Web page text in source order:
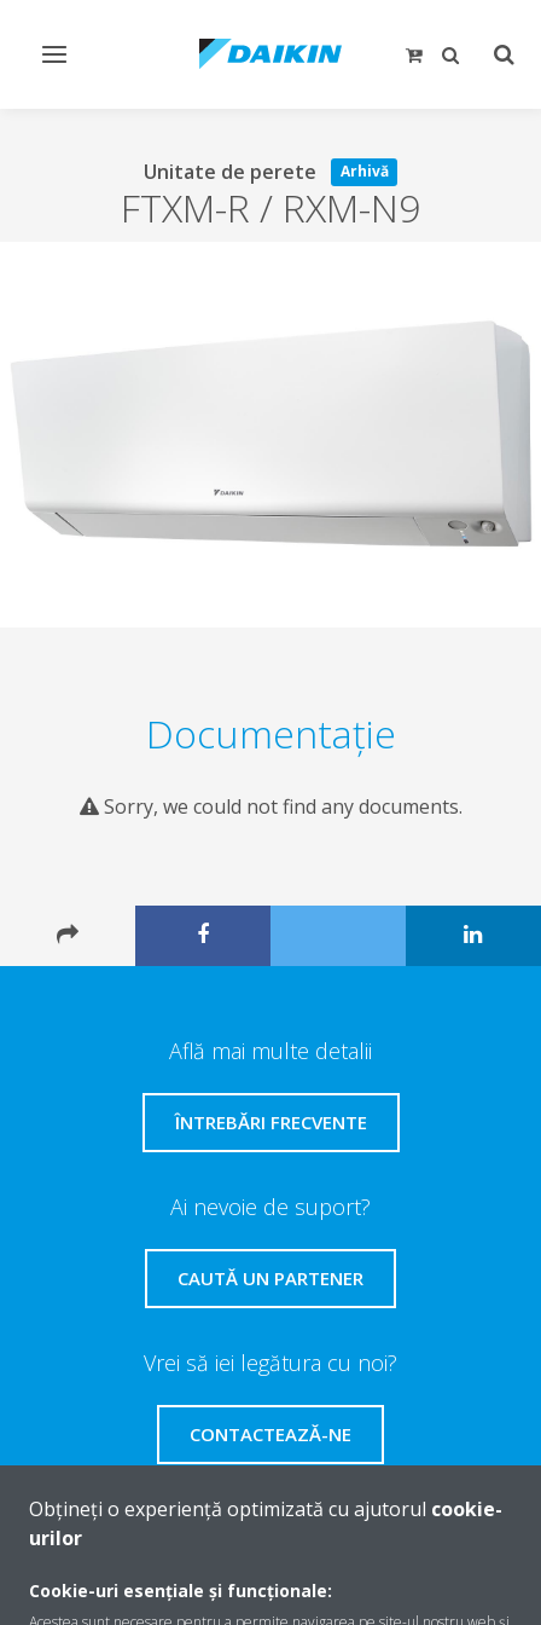
Comutare
Unitate de perete Arhivă
FTXM-R / RXM-N9
Documentaţie
Sorry, we could not find any documents.
Află mai multe detalii
ÎNTREBĂRI FRECVENTE
Ai nevoie de suport?
CAUTĂ UN PARTENER
Vrei să iei legătura cu noi?
CONTACTEAZĂ-NE
Despre Daikin
Obțineți o experiență optimizată cu ajutorul cookie-
urilor
Cookie-uri esențiale și funcționale: